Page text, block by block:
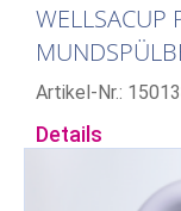
WELLSACUP
ZICKZACK
Artikel-Nr.:
Details